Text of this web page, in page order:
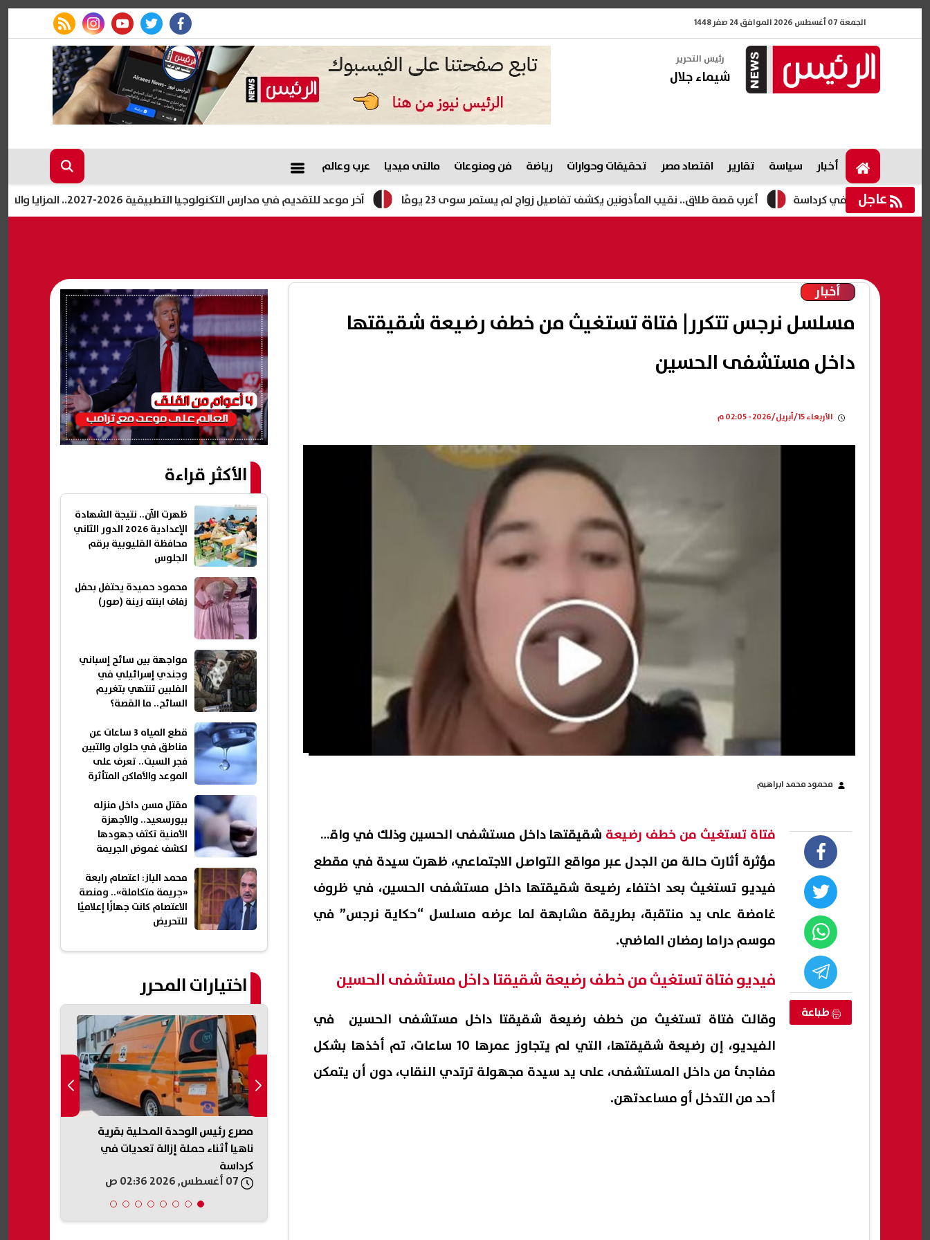
الجمعة 07 أغسطس 2026 الموافق 24 صفر 1448
facebook
twitter
youtube
instagram
rss feed
رئيس التحرير
شيماء جلال
أخبار سياسة تقارير اقتصاد مصر تحقيقات وحوارات رياضة فن ومنوعات مالتى ميديا عرب وعالم
عاجل آخر موعد للتقديم في مدارس التكنولوجيا التطبيقية 2026-2027.. المزايا والشهادات والتخصصات المتاحة أغرب قصة طلاق.. نقيب المأذونين يكشف تفاصيل زواج لم يستمر سوى 23 يومًا في كرداسة
أخبار
مسلسل نرجس تتكرر| فتاة تستغيث من خطف رضيعة شقيقتها
داخل مستشفى الحسين
الأربعاء 15/أبريل/2026 - 02:05 م
محمود محمد ابراهيم
طباعة
فتاة تستغيث من خطف رضيعة شقيقتها داخل مستشفى الحسين وذلك في واقعة
مؤثرة أثارت حالة من الجدل عبر مواقع التواصل الاجتماعي، ظهرت سيدة في مقطع
فيديو تستغيث بعد اختفاء رضيعة شقيقتها داخل مستشفى الحسين، في ظروف
غامضة على يد منتقبة، بطريقة مشابهة لما عرضه مسلسل “حكاية نرجس” في
موسم دراما رمضان الماضي.
فيديو فتاة تستغيث من خطف رضيعة شقيقتا داخل مستشفى الحسين
وقالت فتاة تستغيث من خطف رضيعة شقيقتا داخل مستشفى الحسين في
الفيديو، إن رضيعة شقيقتها، التي لم يتجاوز عمرها 10 ساعات، تم أخذها بشكل
مفاجئ من داخل المستشفى، على يد سيدة مجهولة ترتدي النقاب، دون أن يتمكن
أحد من التدخل أو مساعدتهن.
الأكثر قراءة
ظهرت الآن.. نتيجة الشهادة
الإعدادية 2026 الدور الثاني
محافظة القليوبية برقم
الجلوس
محمود حميدة يحتفل بحفل
زفاف ابنته زينة (صور)
مواجهة بين سائح إسباني
وجندي إسرائيلي في
الفلبين تنتهي بتغريم
السائح.. ما القصة؟
قطع المياه 3 ساعات عن
مناطق في حلوان والتبين
فجر السبت.. تعرف على
الموعد والأماكن المتأثرة
مقتل مسن داخل منزله
ببورسعيد.. والأجهزة
الأمنية تكثف جهودها
لكشف غموض الجريمة
محمد الباز: اعتصام رابعة
«جريمة متكاملة».. ومنصة
الاعتصام كانت جهازًا إعلاميًا
للتحريض
اختيارات المحرر
مصرع رئيس الوحدة المحلية بقرية
ناهيا أثناء حملة إزالة تعديات في
كرداسة